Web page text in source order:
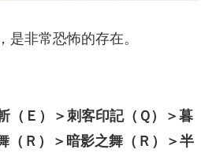
非常恐怖的存在。
（Ｅ）＞刺客印記（Ｑ）＞暮
（Ｒ）＞暗影之舞（Ｒ）＞半